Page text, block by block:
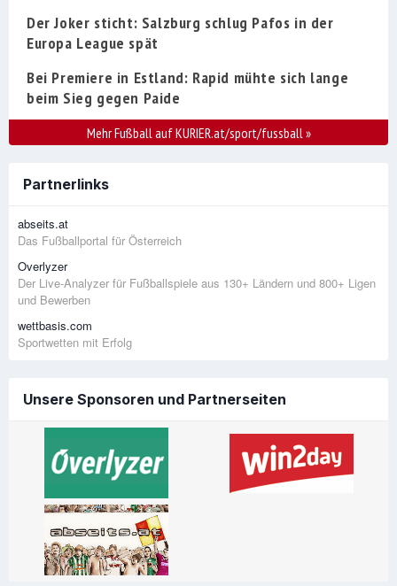
Der Joker sticht: Salzburg schlug Pafos in der
Europa League spät
Bei Premiere in Estland: Rapid mühte sich lange
beim Sieg gegen Paide
Mehr Fußball auf KURIER.at/sport/fussball»
Partnerlinks
abseits.at
Das Fußballportal für Österreich
Overlyzer
Der Live-Analyzer für Fußballspiele aus 130+ Ländern und 800+ Ligen
und Bewerben
wettbasis.com
Sportwetten mit Erfolg
Unsere Sponsoren und Partnerseiten